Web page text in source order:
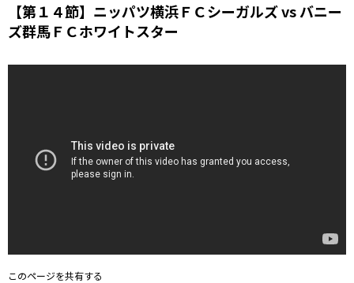
【第１４節】ニッパツ横浜ＦＣシーガルズ vs バニー
ズ群馬ＦＣホワイトスター
このページを共有する